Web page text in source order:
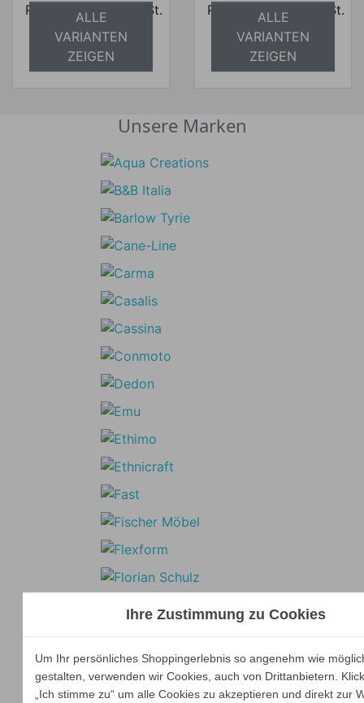
Preise inkl. ges. MwSt.
absolut
versandkostenfrei
ALLE
VARIANTEN
ZEIGEN
Preise inkl. ges. MwSt.
absolut
versandkostenfrei
ALLE
VARIANTEN
ZEIGEN
Unsere Marken
Ihre Zustimmung zu Cookies
Um Ihr persönliches Shoppingerlebnis so angenehm wie
gestalten, verwenden wir Cookies, auch von Drittanbietern.
„Ich stimme zu“ um alle Cookies zu akzeptieren und direkt zur